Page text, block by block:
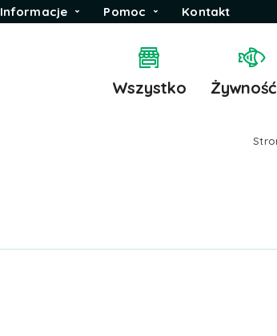
Informacje Pomoc Kontakt
Wszystko